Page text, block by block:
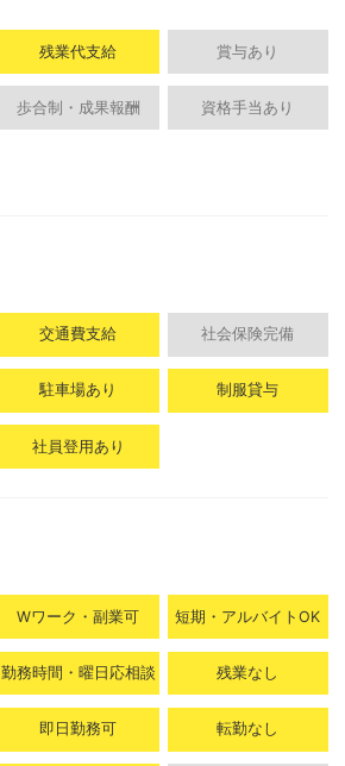
残業代支給 賞与あり
歩合制・成果報酬 資格手当あり
交通費支給 社会保険完備
駐車場あり 制服貸与
社員登用あり
Wワーク・副業可 短期・アルバイトOK
勤務時間・曜日応相談 残業なし
即日勤務可 転勤なし